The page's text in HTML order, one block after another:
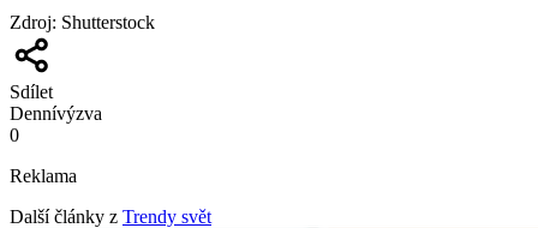
Zdroj: Shutterstock
Sdílet
Dennívýzva
0
Reklama
Další články z Trendy svět